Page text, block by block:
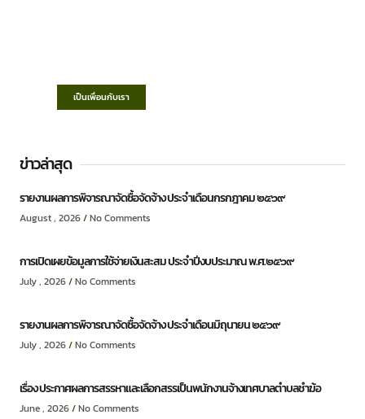
เป็นเพื่อนกับเรา
ข่าวล่าสุด
รายงานผลการพิจารณาจัดซื้อจัดจ้าง ประจำเดือนกรกฎาคม ๒๕๖๙
August , 2026 No Comments
การเปิดเผยข้อมูลการใช้จ่ายเงินสะสม ประจำปีงบประมาณ พ.ศ.๒๕๖๙
July , 2026 No Comments
รายงานผลการพิจารณาจัดซื้อจัดจ้าง ประจำเดือนมิถุนายน ๒๕๖๙
July , 2026 No Comments
เรื่อง ประกาศผลการสรรหาและเลือกสรรเป็นพนักงานจ้างเทศบาลตำบลชำฆ้อ
June , 2026 No Comments